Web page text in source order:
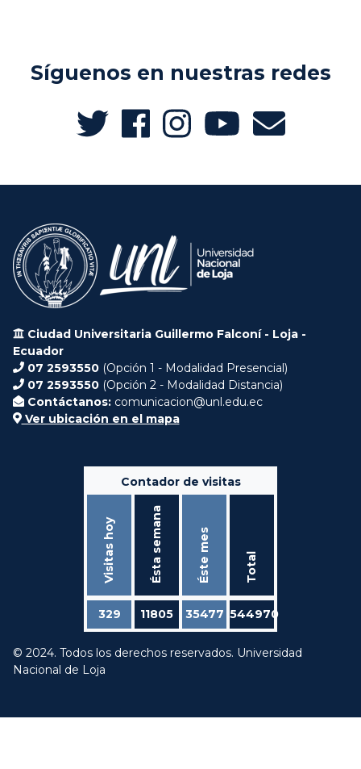
Síguenos en nuestras redes
Ciudad Universitaria Guillermo Falconí - Loja -
Ecuador
07 2593550 (Opción 1 - Modalidad Presencial)
07 2593550 (Opción 2 - Modalidad Distancia)
Contáctanos: comunicacion@unl.edu.ec
Ver ubicación en el mapa
Contador de visitas
Visitas hoy Ésta semana Éste mes Total
329 11805 35477 544970
© 2024. Todos los derechos reservados. Universidad
Nacional de Loja